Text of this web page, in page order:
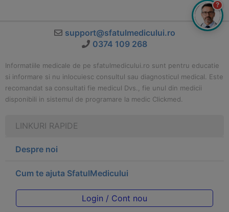
support@sfatulmedicului.ro
0374 109 268
Informatiile medicale de pe sfatulmedicului.ro sunt pentru educatie
si informare si nu inlocuiesc consultul sau diagnosticul medical. Este
recomandat sa consultati fie medicul Dvs., fie unul din medicii
disponibili in sistemul de programare la medic Clickmed.
LINKURI RAPIDE
Despre noi
Cum te ajuta SfatulMedicului
Login / Cont nou
?